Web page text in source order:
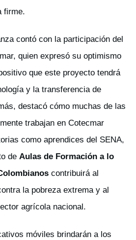
firme.
contó con la participación del
quien expresó su optimismo
que este proyecto tendrá
y la transferencia de
destacó cómo muchas de las
trabajan en Cotecmar
como aprendices del SENA,
de Aulas de Formación a lo
contribuirá al
la pobreza extrema y al
agrícola nacional.
móviles brindarán a los